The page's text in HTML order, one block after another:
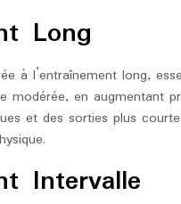
Long
à l’entraînement long,
modérée, en augmentant
et des sorties plus
Intervalle